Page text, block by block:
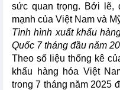
sức quan trọng. Bởi lẽ,
mạnh của Việt Nam và
Tình hình xuất khẩu
Quốc 7 tháng đầu năm
Theo số liệu thống kê
khẩu hàng hóa Việt
trong 7 tháng năm 2025